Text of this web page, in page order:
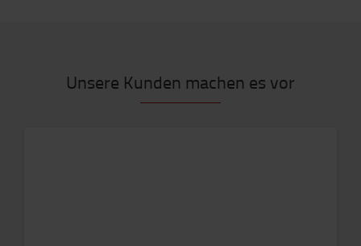
Unsere Kunden machen es vor